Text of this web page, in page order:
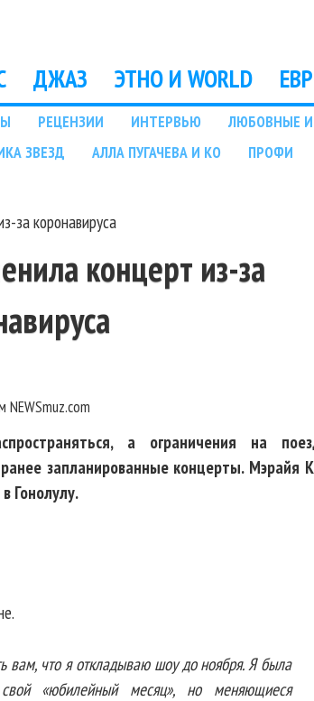
ДЖАЗ ЭТНО И WORLD
РЕЦЕНЗИИ ИНТЕРВЬЮ ЛЮБОВНЫЕ
ЗВЕЗД АЛЛА ПУГАЧЕВА И КО ПРОФИ
за коронавируса
концерт из-за
NEWSmuz.com
а ограничения на
запланированные концерты. Мэрайя
Гонолулу.
вам, что я откладываю шоу до ноября. Я была
«юбилейный месяц», но меняющиеся